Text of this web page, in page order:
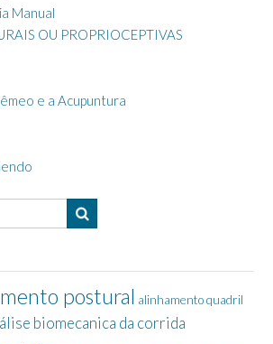
Manual
OU PROPRIOCEPTIVAS
e a Acupuntura
postural alinhamento quadril
biomecanica da corrida